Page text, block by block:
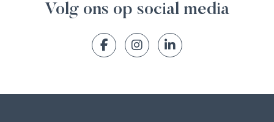
Volg ons op social media